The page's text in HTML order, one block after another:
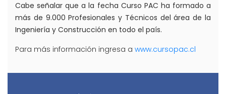
Cabe señalar que a la fecha Curso PAC ha formado a
más de 9.000 Profesionales y Técnicos del área de la
Ingeniería y Construcción en todo el país.
Para más información ingresa a www.cursopac.cl